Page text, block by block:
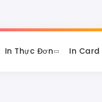
In Thực Đơn In